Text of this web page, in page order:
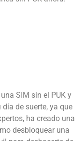
SIM sin el PUK y
de suerte, ya que
ha creado una
desbloquear una